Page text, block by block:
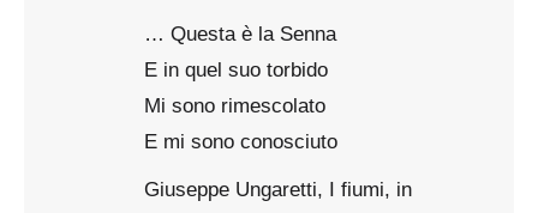
… Questa è la Senna
E in quel suo torbido
Mi sono rimescolato
E mi sono conosciuto
Giuseppe Ungaretti, I fiumi, in